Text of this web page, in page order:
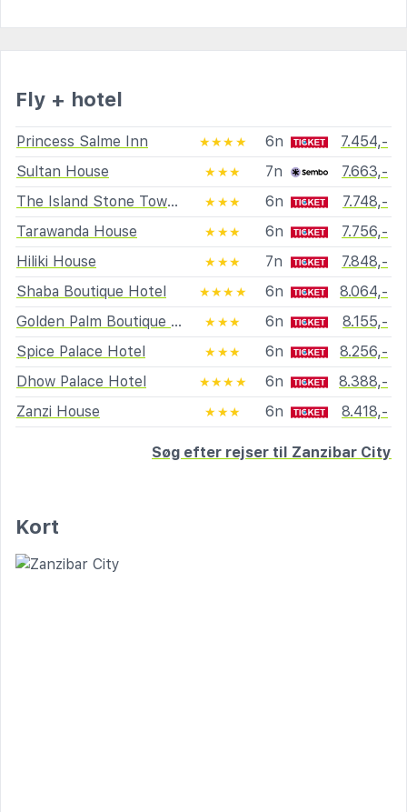
Fly + hotel
Princess Salme Inn ★★★★ 6n
7.454,-
Sultan House
★★★ 7n
7.663,-
The Island Stone Town Hotel
★★★ 6n
7.748,-
Tarawanda House
★★★ 6n
7.756,-
Hiliki House
★★★ 7n
7.848,-
Shaba Boutique Hotel
★★★★ 6n
8.064,-
Golden Palm Boutique Zanzibar
★★★ 6n
8.155,-
Spice Palace Hotel
★★★ 6n
8.256,-
Dhow Palace Hotel
★★★★ 6n
8.388,-
Zanzi House
★★★ 6n 8.418,-
Søg efter rejser til Zanzibar City
Kort